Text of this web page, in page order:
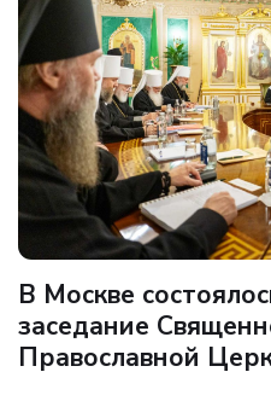
В Москве
заседание
Православной